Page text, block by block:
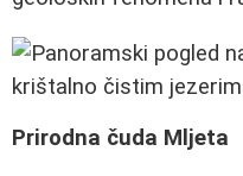
Prirodna čuda Mljeta